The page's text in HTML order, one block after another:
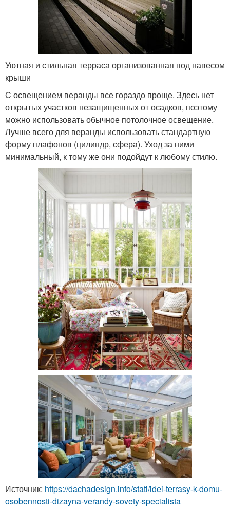
Уютная и стильная терраса организованная под навесом
крыши
C освещением веранды все гораздо проще. Здесь нет
открытых участков незащищенных от осадков, поэтому
можно использовать обычное потолочное освещение.
Лучше всего для веранды использовать стандартную
форму плафонов (цилиндр, сфера). Уход за ними
минимальный, к тому же они подойдут к любому стилю.
Источник: https://dachadesign.info/stati/idei-terrasy-k-domu-
osobennosti-dizayna-verandy-sovety-specialista